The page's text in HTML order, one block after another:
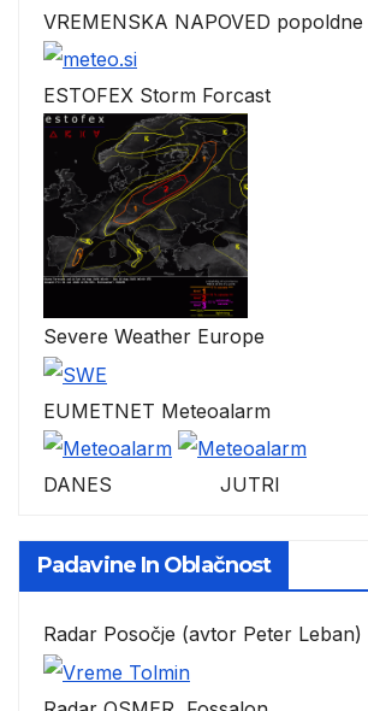
VREMENSKA NAPOVED popoldne
ESTOFEX Storm Forcast
Severe Weather Europe
EUMETNET Meteoalarm
DANES JUTRI
Padavine In Oblačnost
Radar Posočje (avtor Peter Leban)